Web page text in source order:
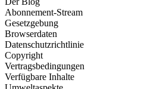
Abonnement-Stream
Gesetzgebung
Browserdaten
Datenschutzrichtlinie
Copyright
Vertragsbedingungen
Verfügbare Inhalte